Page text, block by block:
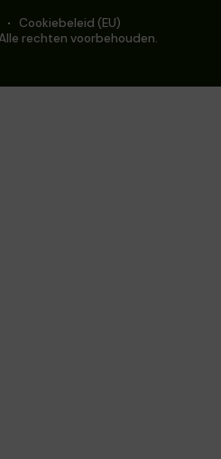
rechten voorbehouden.
Cookiebeleid (EU)